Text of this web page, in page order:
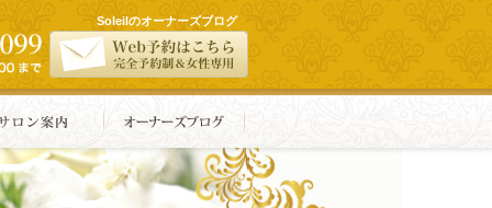
Soleilのオーナーズブログ